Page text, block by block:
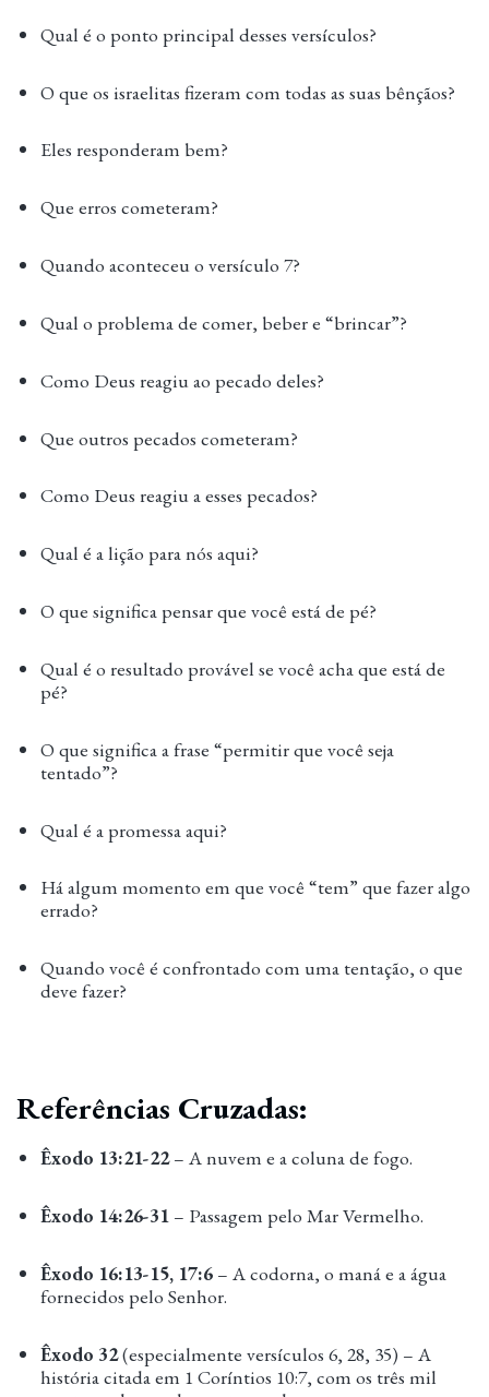
Qual é o ponto principal desses versículos?
O que os israelitas fizeram com todas as suas bênçãos?
Eles responderam bem?
Que erros cometeram?
Quando aconteceu o versículo 7?
Qual o problema de comer, beber e “brincar”?
Como Deus reagiu ao pecado deles?
Que outros pecados cometeram?
Como Deus reagiu a esses pecados?
Qual é a lição para nós aqui?
O que significa pensar que você está de pé?
Qual é o resultado provável se você acha que está de
pé?
O que significa a frase “permitir que você seja
tentado”?
Qual é a promessa aqui?
Há algum momento em que você “tem” que fazer algo
errado?
Quando você é confrontado com uma tentação, o que
deve fazer?
Referências Cruzadas:
Êxodo 13:21-22– A nuvem e a coluna de fogo.
Êxodo 14:26-31 – Passagem pelo Mar Vermelho.
Êxodo 16:13-15, 17:6 – A codorna, o maná e a água
fornecidos pelo Senhor.
Êxodo 32(especialmente versículos 6, 28, 35) – A
história citada em 1 Coríntios 10:7, com os três mil